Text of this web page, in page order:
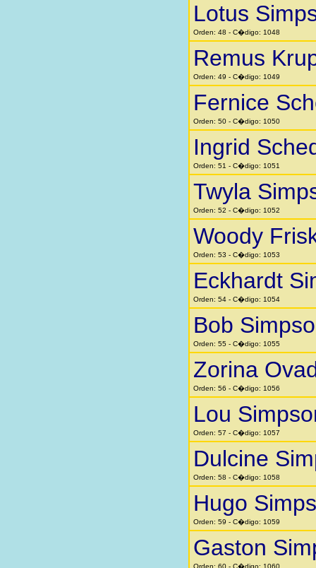
Lotus
Orden: 48 - C�digo: 1048
Remus
Orden: 49 - C�digo: 1049
Fernice
Orden: 50 - C�digo: 1050
Ingrid
Orden: 51 - C�digo: 1051
Twyla
Orden: 52 - C�digo: 1052
Woody
Orden: 53 - C�digo: 1053
Eckhardt
Orden: 54 - C�digo: 1054
Bob
Orden: 55 - C�digo: 1055
Zorina
Orden: 56 - C�digo: 1056
Lou
Orden: 57 - C�digo: 1057
Dulcine
Orden: 58 - C�digo: 1058
Hugo
Orden: 59 - C�digo: 1059
Gaston
Orden: 60 - C�digo: 1060